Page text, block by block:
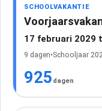
SCHOOLVAKANTIE
17 februari 2029
9 dagen•Schooljaar
925 dagen